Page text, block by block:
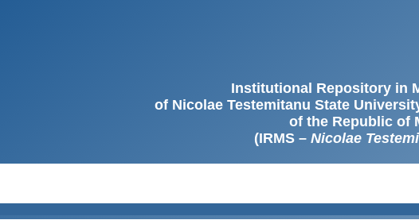
Institutional Repository in
of Nicolae Testemitanu State
of the Republic of
(IRMS – Nicolae